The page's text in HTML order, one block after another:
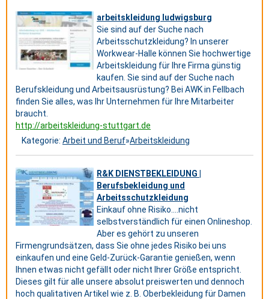
arbeitskleidung ludwigsburg
Sie sind auf der Suche nach
Arbeitsschutzkleidung? In unserer
Workwear-Halle können Sie hochwertige
Arbeitskleidung für Ihre Firma günstig
kaufen. Sie sind auf der Suche nach
Berufskleidung und Arbeitsausrüstung? Bei AWK in Fellbach
finden Sie alles, was Ihr Unternehmen für Ihre Mitarbeiter
braucht.
http://arbeitskleidung-stuttgart.de
Kategorie: Arbeit und Beruf»Arbeitskleidung
R&K DIENSTBEKLEIDUNG |
Berufsbekleidung und
Arbeitsschutzkleidung
Einkauf ohne Risiko….nicht
selbstverständlich für einen Onlineshop.
Aber es gehört zu unseren
Firmengrundsätzen, dass Sie ohne jedes Risiko bei uns
einkaufen und eine Geld-Zurück-Garantie genießen, wenn
Ihnen etwas nicht gefällt oder nicht Ihrer Größe entspricht.
Dieses gilt für alle unsere absolut preiswerten und dennoch
hoch qualitativen Artikel wie z. B. Oberbekleidung für Damen